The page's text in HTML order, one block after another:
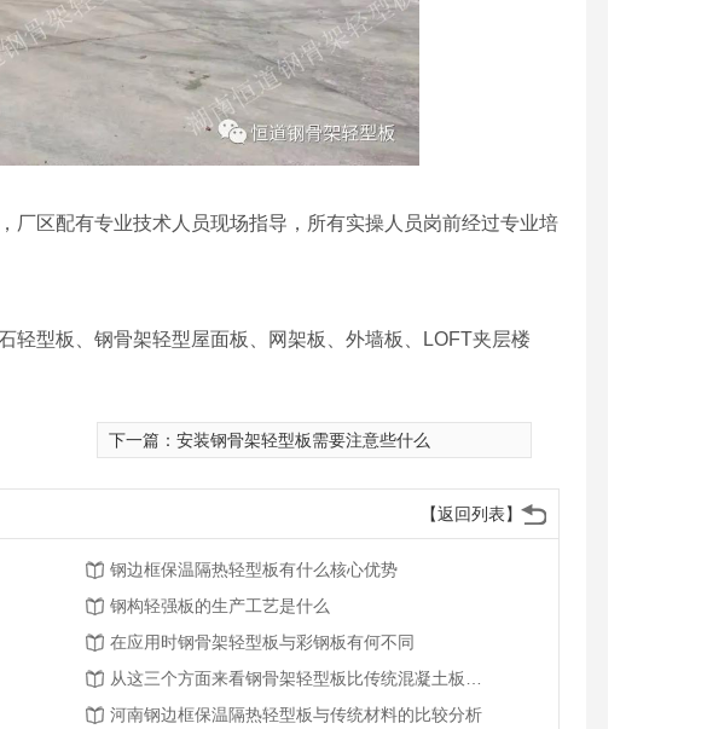
厂区配有专业技术人员现场指导，所有实操人员岗前经过专业培
轻型板、钢骨架轻型屋面板、网架板、外墙板、LOFT夹层楼
下一篇： 安装钢骨架轻型板需要注意些什么
【返回列表】
钢边框保温隔热轻型板有什么核心优势
钢构轻强板的生产工艺是什么
在应用时钢骨架轻型板与彩钢板有何不同
河南钢边框保温隔热轻型板与传统材料的比较分析